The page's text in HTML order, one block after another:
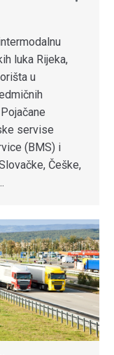
luka Rijeka,
u
servise
(BMS) i
Češke,